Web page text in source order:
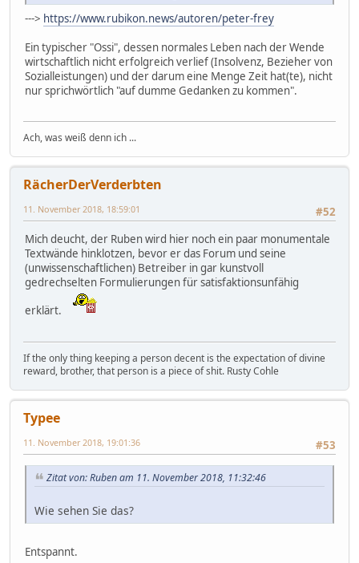
---> https://www.rubikon.news/autoren/peter-frey
Ein typischer "Ossi", dessen normales Leben nach der Wende
wirtschaftlich nicht erfolgreich verlief (Insolvenz, Bezieher von
Sozialleistungen) und der darum eine Menge Zeit hat(te), nicht
nur sprichwörtlich "auf dumme Gedanken zu kommen".
Ach, was weiß denn ich ...
RächerDerVerderbten
#52
11. November 2018, 18:59:01
Mich deucht, der Ruben wird hier noch ein paar monumentale
Textwände hinklotzen, bevor er das Forum und seine
(unwissenschaftlichen) Betreiber in gar kunstvoll
gedrechselten Formulierungen für satisfaktionsunfähig
erklärt.
If the only thing keeping a person decent is the expectation of divine
reward, brother, that person is a piece of shit. Rusty Cohle
Typee
#53
11. November 2018, 19:01:36
Zitat von: Ruben am 11. November 2018, 11:32:46
Wie sehen Sie das?
Entspannt.